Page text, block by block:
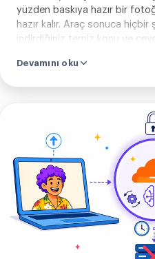
yüzden baskıya hazır bir
hazır kalır. Araç sonuca
indirdiğiniz temiz konu ve
Devamını oku